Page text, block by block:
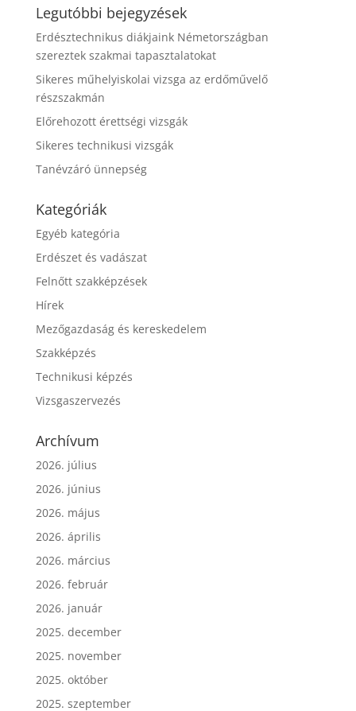
Legutóbbi bejegyzések
Erdésztechnikus diákjaink Németországban
szereztek szakmai tapasztalatokat
Sikeres műhelyiskolai vizsga az erdőművelő
részszakmán
Előrehozott érettségi vizsgák
Sikeres technikusi vizsgák
Tanévzáró ünnepség
Kategóriák
Egyéb kategória
Erdészet és vadászat
Felnőtt szakképzések
Hírek
Mezőgazdaság és kereskedelem
Szakképzés
Technikusi képzés
Vizsgaszervezés
Archívum
2026. július
2026. június
2026. május
2026. április
2026. március
2026. február
2026. január
2025. december
2025. november
2025. október
2025. szeptember